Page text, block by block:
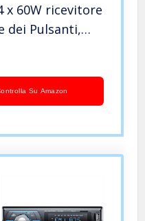
x 60W ricevitore
dei Pulsanti,
Rapida
Su Amazon